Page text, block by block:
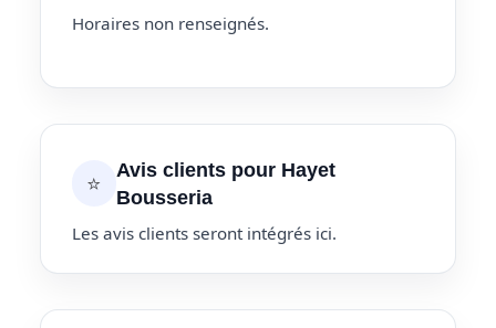
Horaires non renseignés.
⭐
Avis clients pour Hayet
Bousseria
Les avis clients seront intégrés ici.